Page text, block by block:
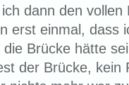
dann den vollen
erst einmal, dass
Brücke hätte
der Brücke, kein